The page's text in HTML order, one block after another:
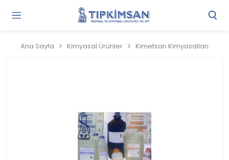
Ana Sayfa Kimyasal Ürünler Kimetsan Kimyasalları